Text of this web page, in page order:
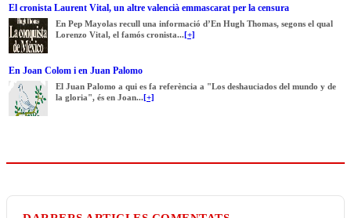
El cronista Laurent Vital, un altre valencià emmascarat per la censura
En Pep Mayolas recull una informació d’En Hugh Thomas, segons el qual
Lorenzo Vital, el famós cronista...[+]
En Joan Colom i en Juan Palomo
El Juan Palomo a qui es fa referència a "Los deshauciados del mundo y de
la gloria", és en Joan...[+]